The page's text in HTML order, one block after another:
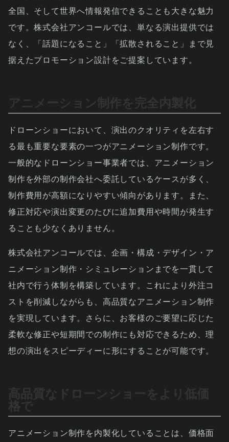
全国、そして世界へ情報発信できることも大きな魅力
です。株式会社アンコールでは、単なる演出提供では
なく、「話題になること」「拡散されること」まで見
据えたプロモーション設計をご提案しています。
アニメーション制作を完全内製化
ドローンショーにおいて、演出のクオリティを左右す
る最も重要な要素の一つがアニメーション制作です。
一般的なドローンショー事業者では、アニメーション
制作を外部の制作会社へ委託しているケースが多く、
制作費用が高額になりやすい傾向があります。また、
修正対応や演出変更のたびに追加費用や時間が発生す
ることも少なくありません。
株式会社アンコールでは、企画・構成・デザイン・ア
ニメーション制作・シミュレーションまでを一貫して
社内で行う体制を構築しています。これにより外注コ
ストを削減しながらも、高品質なアニメーション制作
を実現しています。さらに、お客様のご要望に応じた
柔軟な修正や短期間での制作にも対応できるため、理
想の演出をスピーディーに形にすることが可能です。
高品質なドローンショーをより低価
格で
アニメーション制作を内製化していることは、価格面